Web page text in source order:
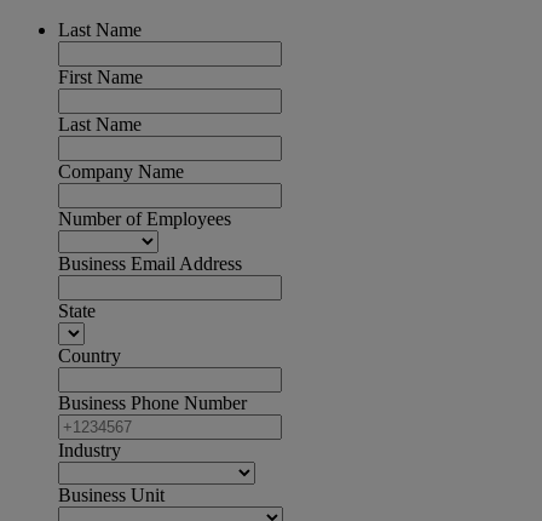
Last Name
First Name
Last Name
Company Name
Number of Employees
Business Email Address
State
Country
Business Phone Number
Industry
Business Unit